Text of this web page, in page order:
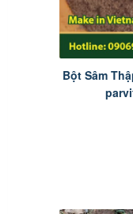
Bột Sâm